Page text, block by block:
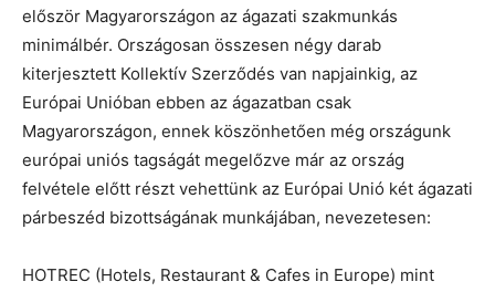
először Magyarországon az ágazati szakmunkás
minimálbér. Országosan összesen négy darab
kiterjesztett Kollektív Szerződés van napjainkig, az
Európai Unióban ebben az ágazatban csak
Magyarországon, ennek köszönhetően még országunk
európai uniós tagságát megelőzve már az ország
felvétele előtt részt vehettünk az Európai Unió két ágazati
párbeszéd bizottságának munkájában, nevezetesen:
HOTREC (Hotels, Restaurant & Cafes in Europe) mint